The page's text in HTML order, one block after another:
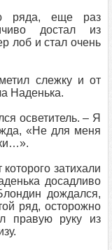
ряда, еще раз
достал из
лоб и стал очень
слежку и от
Наденька.
осветитель. – Я
«Не для меня
затихали
досадливо
дождался,
ряд, осторожно
правую руку из